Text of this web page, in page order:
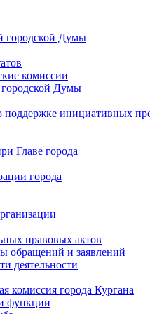
городской Думы
комиссии
Думы
поддержке инициативных
Главе города
города
правовых актов
обращений и заявлений
деятельности
комиссия города Кургана
функции